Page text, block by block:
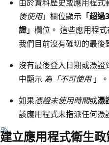
由於資料歷史或應用程式
後使用」欄位顯示 「超
證」欄位。 這些應用程
我們目前沒有確切的最後
沒有最後登入日期或憑證
中顯示 為「不可使用」。
如果憑證未使用時間或憑
該應用程式未指派任何憑
建立應用程式衛生